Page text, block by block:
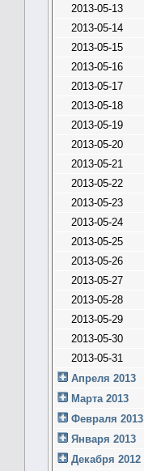
2013-05-13
2013-05-14
2013-05-15
2013-05-16
2013-05-17
2013-05-18
2013-05-19
2013-05-20
2013-05-21
2013-05-22
2013-05-23
2013-05-24
2013-05-25
2013-05-26
2013-05-27
2013-05-28
2013-05-29
2013-05-30
2013-05-31
Апреля 2013
Марта 2013
Февраля 2013
Января 2013
Декабря 2012